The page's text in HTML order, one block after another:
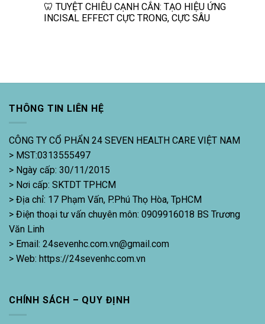
🦷 TUYỆT CHIÊU CẠNH CẮN: TẠO HIỆU ỨNG
INCISAL EFFECT CỰC TRONG, CỰC SÂU
THÔNG TIN LIÊN HỆ
CÔNG TY CỔ PHẨN 24 SEVEN HEALTH CARE VIỆT NAM
> MST:0313555497
> Ngày cấp: 30/11/2015
> Nơi cấp: SKTDT TPHCM
> Địa chỉ: 17 Phạm Vấn, P.Phú Thọ Hòa, TpHCM
> Điện thoại tư vấn chuyên môn: 0909916018 BS Trương
Văn Linh
> Email: 24sevenhc.com.vn@gmail.com
> Web: https://24sevenhc.com.vn
CHÍNH SÁCH – QUY ĐỊNH